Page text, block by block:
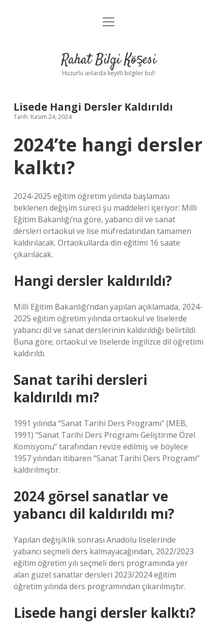
Anasayfa
Yasal Uyarı
menüyü
Rahat Bilgi Köşesi
Huzurlu anlarda keyifli bilgiler bul!
Lisede Hangi Dersler Kaldırıldı
Tarih: Kasım 24, 2024
2024’te hangi dersler
kalktı?
2024-2025 eğitim öğretim yılında başlaması
beklenen değişim süreci şu maddeleri içeriyor: Milli
Eğitim Bakanlığı’na göre, yabancı dil ve sanat
dersleri ortaokul ve lise müfredatından tamamen
kaldırılacak. Ortaokullarda din eğitimi 16 saate
çıkarılacak.
Hangi dersler kaldırıldı?
Milli Eğitim Bakanlığı’ndan yapılan açıklamada, 2024-
2025 eğitim öğretim yılında ortaokul ve liselerde
yabancı dil ve sanat derslerinin kaldırıldığı belirtildi.
Buna göre; ortaokul ve liselerde İngilizce dil öğretimi
kaldırıldı.
Sanat tarihi dersleri
kaldırıldı mı?
1991 yılında “Sanat Tarihi Ders Programı” (MEB,
1991) “Sanat Tarihi Ders Programı Geliştirme Özel
Komisyonu” tarafından revize edilmiş ve böylece
1957 yılından itibaren “Sanat Tarihi Ders Programı”
kaldırılmıştır.
2024 görsel sanatlar ve
yabancı dil kaldırıldı mı?
Yapılan değişiklik sonrası Anadolu liselerinde
yabancı seçmeli ders kalmayacağından, 2022/2023
eğitim öğretim yılı seçmeli ders programında yer
alan güzel sanatlar dersleri 2023/2024 eğitim
öğretim yılında ders programından çıkarılmıştır.
Lisede hangi dersler kalktı?